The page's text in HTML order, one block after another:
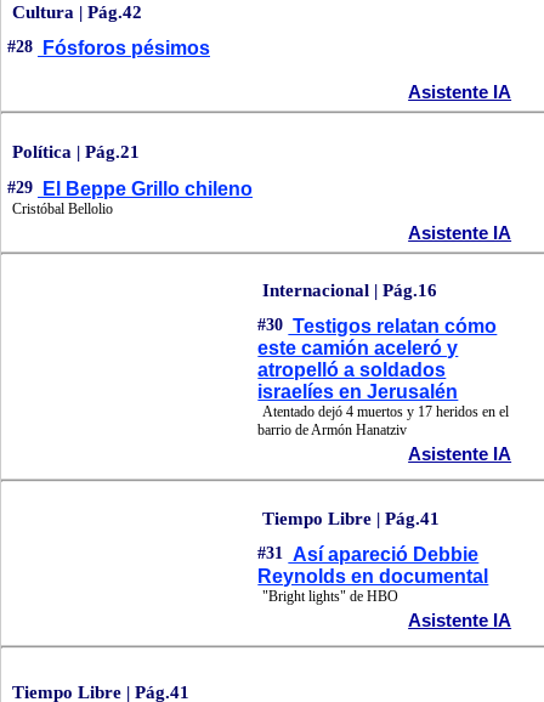
Cultura | Pág.42
#28 Fósforos pésimos
Asistente IA
Política | Pág.21
#29 El Beppe Grillo chileno
Cristóbal Bellolio
Asistente IA
Internacional | Pág.16
#30 Testigos relatan cómo
este camión aceleró y
atropelló a soldados
israelíes en Jerusalén
Atentado dejó 4 muertos y 17 heridos en el
barrio de Armón Hanatziv
Asistente IA
Tiempo Libre | Pág.41
#31 Así apareció Debbie
Reynolds en documental
"Bright lights" de HBO
Asistente IA
Tiempo Libre | Pág.41